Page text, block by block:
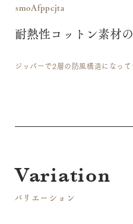
smoAfppcjta
耐熱性コットン素材
ジッパーで2層の防風構造になっ
​Variation
​バリエーション